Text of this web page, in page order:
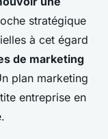
stratégique
à cet égard
de marketing
plan marketing
entreprise en